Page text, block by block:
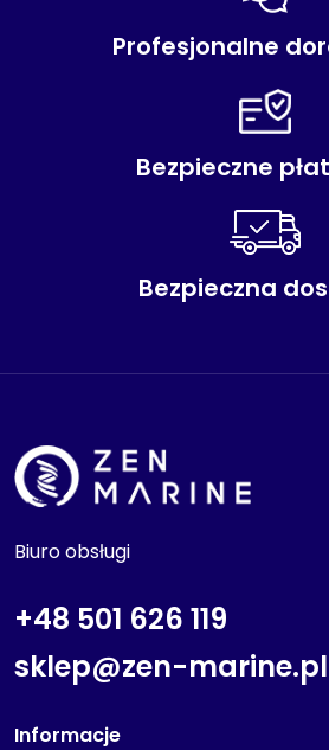
Profesjonalne
Bezpieczne
Bezpieczna
Biuro obsługi
+48 501 626 119
sklep@zen-marine.pl
Informacje